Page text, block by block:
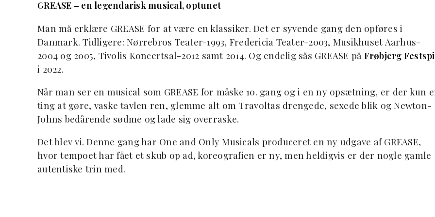
GREASE – en legendarisk musical, optunet
Man må erklære GREASE for at være en klassiker. Det er syvende gang den opføres i
Danmark. Tidligere: Nørrebros Teater-1993, Fredericia Teater-2003, Musikhuset Aarhus-
2004 og 2005, Tivolis Koncertsal-2012 samt 2014. Og endelig sås GREASE på Frøbjerg
i 2022.
Når man ser en musical som GREASE for måske 10. gang og i en ny opsætning, er der kun
ting at gøre, vaske tavlen ren, glemme alt om Travoltas drengede, sexede blik og Newton-
Johns bedårende sødme og lade sig overraske.
Det blev vi. Denne gang har One and Only Musicals produceret en ny udgave af GREASE,
hvor tempoet har fået et skub op ad, koreografien er ny, men heldigvis er der nogle gamle
autentiske trin med.